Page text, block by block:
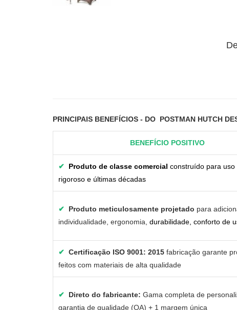
PRINCIPAIS BENEFÍCIOS - DO POSTMAN HUTCH
BENEFÍCIO POSITIVO
✔ Produto de classe comercial construído para uso
rigoroso e últimas décadas
✔ Produto meticulosamente projetado para
individualidade, ergonomia, durabilidade, conforto de
✔ Certificação ISO 9001: 2015 fabricação garante
feitos com materiais de alta qualidade
✔ Direto do fabricante: Gama completa de
garantia de qualidade (QA) + 1 margem única